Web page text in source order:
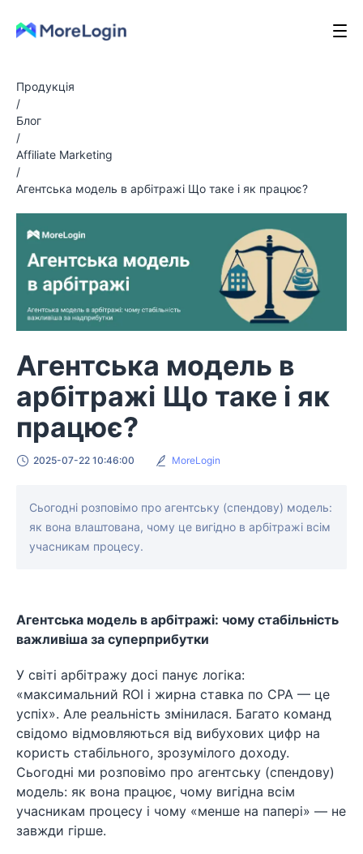
Продукція
/
Блог
/
Affiliate Marketing
/
Агентська модель в арбітражі Що таке і як працює?
Агентська модель в
арбітражі Що таке і як
працює?
2025-07-22 10:46:00 MoreLogin
Сьогодні розповімо про агентську (спендову) модель:
як вона влаштована, чому це вигідно в арбітражі всім
учасникам процесу.
Агентська модель в арбітражі: чому стабільність
важливіша за суперприбутки
У світі арбітражу досі панує логіка:
«максимальний ROI і жирна ставка по CPA — це
успіх». Але реальність змінилася. Багато команд
свідомо відмовляються від вибухових цифр на
користь стабільного, зрозумілого доходу.
Сьогодні ми розповімо про агентську (спендову)
модель: як вона працює, чому вигідна всім
учасникам процесу і чому «менше на папері» — не
завжди гірше.